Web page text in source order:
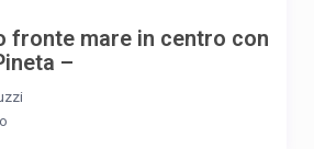
fronte mare in centro con
–